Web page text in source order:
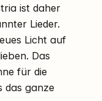
ist daher
Lieder.
Licht auf
Das
für die
das ganze